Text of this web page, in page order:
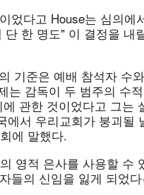
었다고 House는 심의에
한 명도" 이 결정을 내
기준은 예배 참석자 수
는 감독이 두 범주의 수
관한 것이었다고 그는
서 우리교회가 붕괴될
에 말했다.
영적 은사를 사용할 수
들의 신임을 잃게 되었